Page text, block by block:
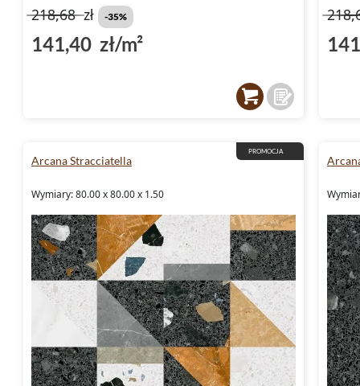
218,68zł -35%
141,40 zł/m²
PROMOCJA
Arcana Stracciatella
Wymiary: 80.00 x 80.00 x 1.50